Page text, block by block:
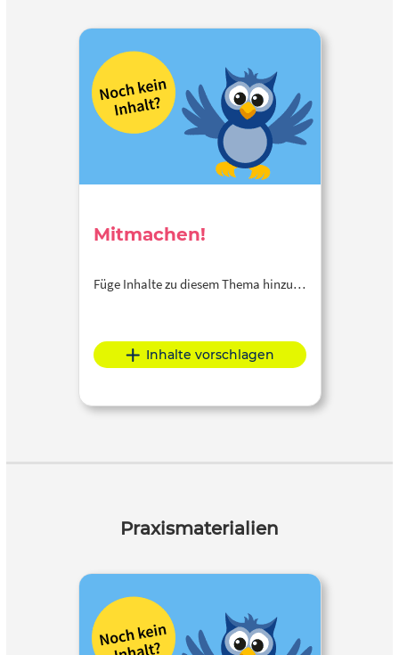
Mitmachen!
Füge Inhalte zu diesem Thema hinzu…
Inhalte vorschlagen
Praxismaterialien